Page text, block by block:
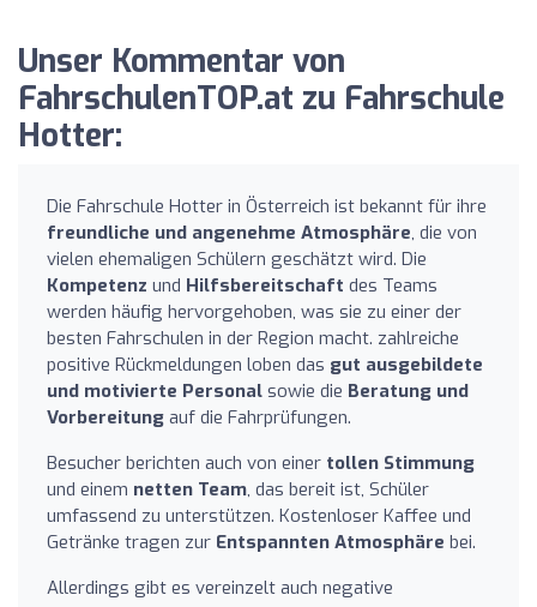
Unser Kommentar von
FahrschulenTOP.at zu Fahrschule
Hotter:
Die Fahrschule Hotter in Österreich ist bekannt für ihre
freundliche und angenehme Atmosphäre, die von
vielen ehemaligen Schülern geschätzt wird. Die
Kompetenz und Hilfsbereitschaft des Teams
werden häufig hervorgehoben, was sie zu einer der
besten Fahrschulen in der Region macht. zahlreiche
positive Rückmeldungen loben das gut ausgebildete
und motivierte Personal sowie die Beratung und
Vorbereitung auf die Fahrprüfungen.
Besucher berichten auch von einer tollen Stimmung
und einem netten Team, das bereit ist, Schüler
umfassend zu unterstützen. Kostenloser Kaffee und
Getränke tragen zur Entspannten Atmosphäre bei.
Allerdings gibt es vereinzelt auch negative